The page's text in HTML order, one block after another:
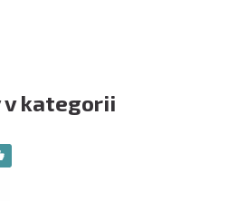
v kategorii